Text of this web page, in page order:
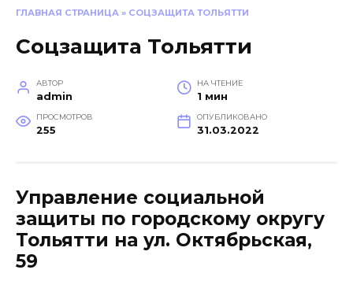
ГЛАВНАЯ СТРАНИЦА » СОЦЗАЩИТА ТОЛЬЯТТИ
Соцзащита Тольятти
АВТОР
admin
НА ЧТЕНИЕ
1 мин
ПРОСМОТРОВ
255
ОПУБЛИКОВАНО
31.03.2022
Управление социальной
защиты по городскому округу
Тольятти на ул. Октябрьская,
59